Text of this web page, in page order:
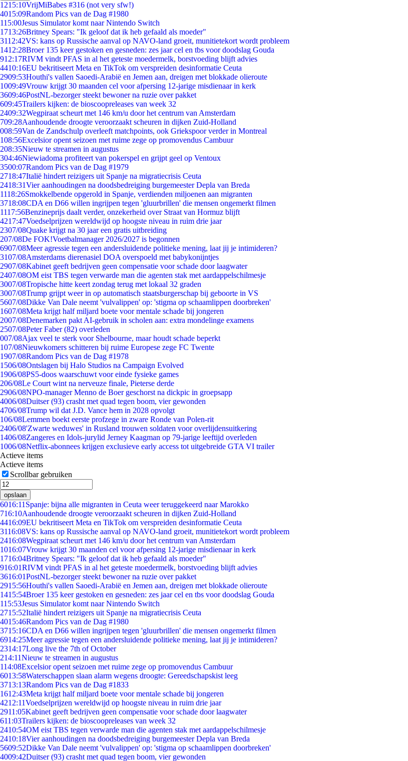
1215:10VrijMiBabes #316 (not very sfw!)
4015:09Random Pics van de Dag #1980
115:00Jesus Simulator komt naar Nintendo Switch
1713:26Britney Spears: "Ik geloof dat ik heb gefaald als moeder"
3112:42VS: kans op Russische aanval op NAVO-land groeit, munitietekort wordt probleem
1412:28Broer 135 keer gestoken en gesneden: zes jaar cel en tbs voor doodslag Gouda
912:17RIVM vindt PFAS in al het geteste moedermelk, borstvoeding blijft advies
4410:16EU bekritiseert Meta en TikTok om verspreiden desinformatie Ceuta
2909:53Houthi's vallen Saoedi-Arabië en Jemen aan, dreigen met blokkade olieroute
1009:49Vrouw krijgt 30 maanden cel voor afpersing 12-jarige misdienaar in kerk
3609:46PostNL-bezorger steekt bewoner na ruzie over pakket
609:45Trailers kijken: de bioscoopreleases van week 32
2409:32Wegpiraat scheurt met 146 km/u door het centrum van Amsterdam
709:28Aanhoudende droogte veroorzaakt scheuren in dijken Zuid-Holland
008:59Van de Zandschulp overleeft matchpoints, ook Griekspoor verder in Montreal
108:56Excelsior opent seizoen met ruime zege op promovendus Cambuur
208:35Nieuw te streamen in augustus
304:46Niewiadoma profiteert van pokerspel en grijpt geel op Ventoux
3500:07Random Pics van de Dag #1979
2718:47Italië hindert reizigers uit Spanje na migratiecrisis Ceuta
2418:31Vier aanhoudingen na doodsbedreiging burgemeester Depla van Breda
1118:26Smokkelbende opgerold in Spanje, verdienden miljoenen aan migranten
3718:08CDA en D66 willen ingrijpen tegen 'gluurbrillen' die mensen ongemerkt filmen
1117:56Benzineprijs daalt verder, onzekerheid over Straat van Hormuz blijft
4217:47Voedselprijzen wereldwijd op hoogste niveau in ruim drie jaar
2307/08Quake krijgt na 30 jaar een gratis uitbreiding
207/08De FOK!Voetbalmanager 2026/2027 is begonnen
6907/08Meer agressie tegen een andersluidende politieke mening, laat jij je intimideren?
3107/08Amsterdams dierenasiel DOA overspoeld met babykonijntjes
2907/08Kabinet geeft bedrijven geen compensatie voor schade door laagwater
2407/08OM eist TBS tegen verwarde man die agenten stak met aardappelschilmesje
3007/08Tropische hitte keert zondag terug met lokaal 32 graden
3007/08Trump grijpt weer in op automatisch staatsburgerschap bij geboorte in VS
5607/08Dikke Van Dale neemt 'vulvalippen' op: 'stigma op schaamlippen doorbreken'
1607/08Meta krijgt half miljard boete voor mentale schade bij jongeren
2007/08Denemarken pakt AI-gebruik in scholen aan: extra mondelinge examens
2507/08Peter Faber (82) overleden
007/08Ajax veel te sterk voor Shelbourne, maar houdt schade beperkt
107/08Nieuwkomers schitteren bij ruime Europese zege FC Twente
1907/08Random Pics van de Dag #1978
1506/08Ontslagen bij Halo Studios na Campaign Evolved
1906/08PS5-doos waarschuwt voor einde fysieke games
206/08Le Court wint na nerveuze finale, Pieterse derde
2906/08NPO-manager Menno de Boer geschorst na dickpic in groepsapp
4006/08Duitser (93) crasht met quad tegen boom, vier gewonden
4706/08Trump wil dat J.D. Vance hem in 2028 opvolgt
106/08Lemmen boekt eerste profzege in zware Ronde van Polen-rit
2406/08'Zwarte weduwes' in Rusland trouwen soldaten voor overlijdensuitkering
1406/08Zangeres en Idols-jurylid Jerney Kaagman op 79-jarige leeftijd overleden
1006/08Netflix-abonnees krijgen exclusieve early access tot uitgebreide GTA VI trailer
Actieve items
Actieve items
Scrollbar gebruiken
opslaan
6016:11 Spanje: bijna alle migranten in Ceuta weer teruggekeerd naar Marokko
716:10Aanhoudende droogte veroorzaakt scheuren in dijken Zuid-Holland
4416:09EU bekritiseert Meta en TikTok om verspreiden desinformatie Ceuta
3116:08VS: kans op Russische aanval op NAVO-land groeit, munitietekort wordt probleem
2416:08Wegpiraat scheurt met 146 km/u door het centrum van Amsterdam
1016:07Vrouw krijgt 30 maanden cel voor afpersing 12-jarige misdienaar in kerk
1716:04Britney Spears: "Ik geloof dat ik heb gefaald als moeder"
916:01RIVM vindt PFAS in al het geteste moedermelk, borstvoeding blijft advies
3616:01PostNL-bezorger steekt bewoner na ruzie over pakket
2915:56Houthi's vallen Saoedi-Arabië en Jemen aan, dreigen met blokkade olieroute
1415:54Broer 135 keer gestoken en gesneden: zes jaar cel en tbs voor doodslag Gouda
115:53Jesus Simulator komt naar Nintendo Switch
2715:52Italië hindert reizigers uit Spanje na migratiecrisis Ceuta
4015:46Random Pics van de Dag #1980
3715:16CDA en D66 willen ingrijpen tegen 'gluurbrillen' die mensen ongemerkt filmen
6914:25Meer agressie tegen een andersluidende politieke mening, laat jij je intimideren?
2314:17Long live the 7th of October
214:11Nieuw te streamen in augustus
114:08Excelsior opent seizoen met ruime zege op promovendus Cambuur
6013:58Waterschappen slaan alarm wegens droogte: Gereedschapskist leeg
3713:13Random Pics van de Dag #1833
1612:43Meta krijgt half miljard boete voor mentale schade bij jongeren
4212:11Voedselprijzen wereldwijd op hoogste niveau in ruim drie jaar
2911:05Kabinet geeft bedrijven geen compensatie voor schade door laagwater
611:03Trailers kijken: de bioscoopreleases van week 32
2410:54OM eist TBS tegen verwarde man die agenten stak met aardappelschilmesje
2410:18Vier aanhoudingen na doodsbedreiging burgemeester Depla van Breda
5609:52Dikke Van Dale neemt 'vulvalippen' op: 'stigma op schaamlippen doorbreken'
4009:42Duitser (93) crasht met quad tegen boom, vier gewonden